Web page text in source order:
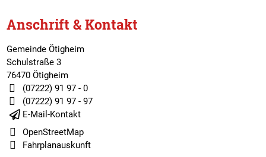
Anschrift & Kontakt
Gemeinde Ötigheim
Schulstraße 3
76470 Ötigheim
(07222) 91 97 - 0
(07222) 91 97 - 97
E-Mail-Kontakt
OpenStreetMap
Fahrplanauskunft